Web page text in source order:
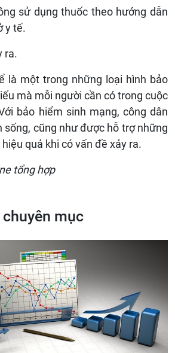
sử dụng thuốc theo hướng dẫn
y tế.
ra.
là một trong những loại hình bảo
mà mỗi người cần có trong cuộc
bảo hiểm sinh mạng, công dân
sống, cũng như được hỗ trợ những
quả khi có vấn đề xảy ra.
tổng hợp
mục